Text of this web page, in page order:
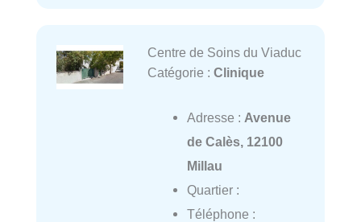
Centre de Soins du Viaduc
Catégorie : Clinique
Adresse : Avenue
de Calès, 12100
Millau
Quartier :
Téléphone :